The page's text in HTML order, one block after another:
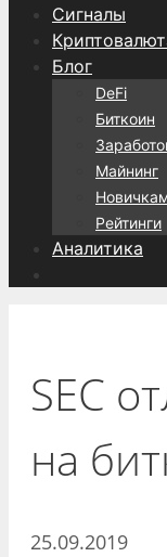
Сигналы
Блог
DeFi
Биткоин
Майнинг
Рейтинги
Аналитика
SEC
на
25.09.2019